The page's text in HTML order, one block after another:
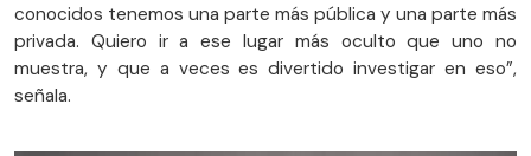
conocidos tenemos una parte más pública y una parte más
privada. Quiero ir a ese lugar más oculto que uno no
muestra, y que a veces es divertido investigar en eso”,
señala.